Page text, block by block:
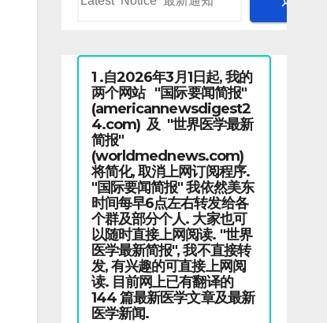
1 .自2026年3月1日起, 我的
两个网站 "国际要闻简报"
(americannewsdigest2
4.com) 及 "世界医学最新
简报"
(worldmednews.com)
将简化, 取消上网订阅程序.
"国际要闻简报" 我依然美东
时间每早6点左右转发给各
个群及部分个人. 大家也可
以随时直接上网阅读. "世界
医学最新简报", 我不直接转
发, 有兴趣的可直接上网阅
读. 目前网上已有翻译的
144 篇最新医学文章及最新
医学新闻.